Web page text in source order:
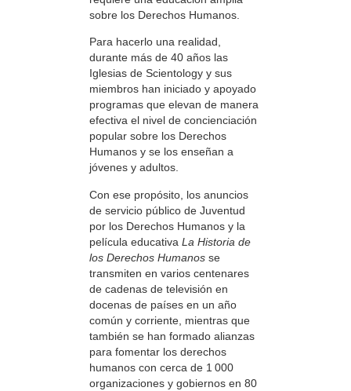
sobre los Derechos Humanos.
Para hacerlo una realidad,
durante más de 40 años las
Iglesias de Scientology y sus
miembros han iniciado y apoyado
programas que elevan de manera
efectiva el nivel de concienciación
popular sobre los Derechos
Humanos y se los enseñan a
jóvenes y adultos.
Con ese propósito, los anuncios
de servicio público de Juventud
por los Derechos Humanos y la
película educativa La Historia de
los Derechos Humanos se
transmiten en varios centenares
de cadenas de televisión en
docenas de países en un año
común y corriente, mientras que
también se han formado alianzas
para fomentar los derechos
humanos con cerca de 1 000
organizaciones y gobiernos en 80